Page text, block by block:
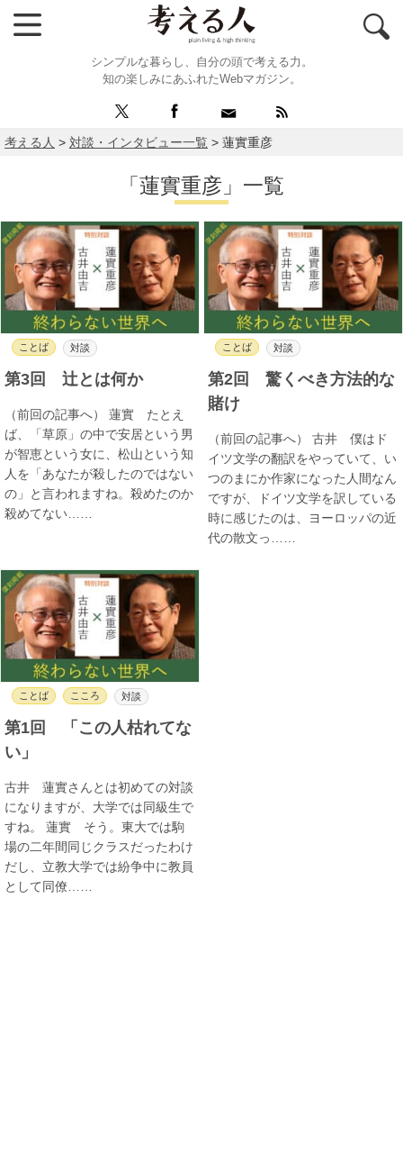
シンプルな暮らし、自分の頭で考える力。
知の楽しみにあふれたWebマガジン。
考える人 > 対談・インタビュー一覧 > 蓮實重彦
「蓮實重彦」一覧
ことば 対談
第3回 辻とは何か
（前回の記事へ） 蓮實 たとえ
ば、「草原」の中で安居という男
が智恵という女に、松山という知
人を「あなたが殺したのではない
の」と言われますね。殺めたのか
殺めてない……
ことば 対談
第2回 驚くべき方法的な
賭け
（前回の記事へ） 古井 僕はド
イツ文学の翻訳をやっていて、い
つのまにか作家になった人間なん
ですが、ドイツ文学を訳している
時に感じたのは、ヨーロッパの近
代の散文っ……
ことば こころ 対談
第1回 「この人枯れてな
い」
古井 蓮實さんとは初めての対談
になりますが、大学では同級生で
すね。 蓮實 そう。東大では駒
場の二年間同じクラスだったわけ
だし、立教大学では紛争中に教員
として同僚……